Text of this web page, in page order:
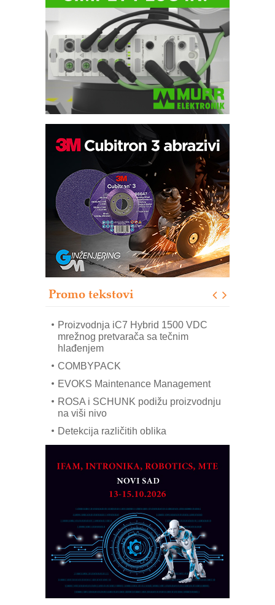
Promo tekstovi
Trajna oznaka kao dugoročna korist
Bezbednost na prvom mestu!
IB BLUMENAUER - više od 40 godina
poverenja u industriji
RMQ-TITAN ADVANCED INDICATOR
– Pametna signalizacija za efikasnije
upravljanje mašinama
Sigurnije ispitivanje transformatora u
solarnim elektranama i vetroparkovima
Proizvodnja iC7 Hybrid 1500 VDC
mrežnog pretvarača sa tečnim
hlađenjem
COMBYPACK
EVOKS Maintenance Management
ROSA i SCHUNK podižu proizvodnju
na viši nivo
Detekcija različitih oblika
rešenja
Marcom-plast d.o.o.- vaš pouzdan
CTO - Prilagodite svoju toplinsku
obradu!
Razvoj asortimanskog pravca MINI-
PLC AKYTEC
AUKOM: Svetski standard metrologije
dostupan u Srbiji
MOTOMAN – NEXT-Robotika vođena